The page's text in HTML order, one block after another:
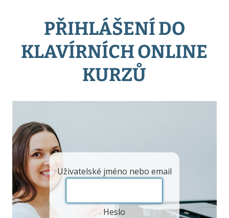
PŘIHLÁŠENÍ DO
KLAVÍRNÍCH ONLINE
KURZŮ
Uživatelské jméno nebo email
Heslo